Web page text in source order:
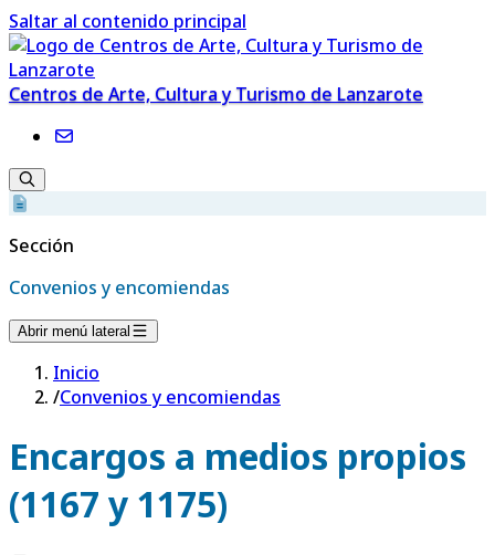
Saltar al contenido principal
Centros de Arte, Cultura y Turismo de Lanzarote
Sección
Convenios y encomiendas
Abrir menú lateral
Inicio
/Convenios y encomiendas
Encargos a medios propios
(1167 y 1175)